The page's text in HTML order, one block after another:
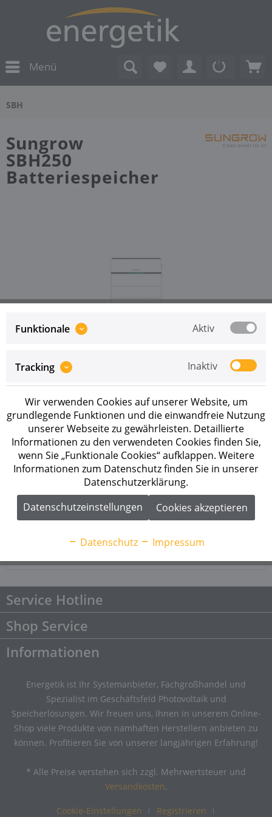
Menü
SBH
Sungrow
SBH250
Batteriespeicher
Preise sind erst nach erfolgreicher Registrierung
als
Geschäftskunde sichtbar.
Merken
Artikel-Nr.: 290250
Beschreibung
Sungrow SBH250 Batterieset 25,0 kWh Der Sungrow
SBH250 ist ein modularer...mehr
Service Hotline
Shop Service
Informationen
Energetik ist Ihr Systemanbieter, Fachgroßhandel und
Spezialist im Geschäftsfeld Photovoltaik und
Speicherlösungen. Wir freuen uns, Ihnen in unserem Online-
Shop viele Produkte von namhaften Herstellern anbieten zu
können. Profitieren Sie von unserer langjährigen Erfahrung!
* Alle Preise verstehen sich zzgl. Mehrwertsteuer und
Versandkosten.
Cookie-Einstellungen Registrieren
Funktionale Aktiv
Tracking Inaktiv
Wir verwenden Cookies auf unserer Website, um
grundlegende Funktionen und die einwandfreie Nutzung
unserer Webseite zu gewährleisten. Detaillierte
Informationen zu den verwendeten Cookies finden Sie,
wenn Sie „Funktionale Cookies“ aufklappen. Weitere
Informationen zum Datenschutz finden Sie in unserer
Datenschutzerklärung.
Datenschutzeinstellungen
Cookies akzeptieren
Datenschutz Impressum